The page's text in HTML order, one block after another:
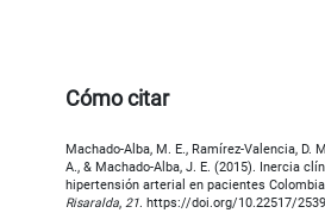
Cómo citar
Machado-Alba, M. E., Ramírez-Valencia, D.
A., & Machado-Alba, J. E. (2015). Inercia
hipertensión arterial en pacientes
Risaralda,21. https://doi.org/10.22517/